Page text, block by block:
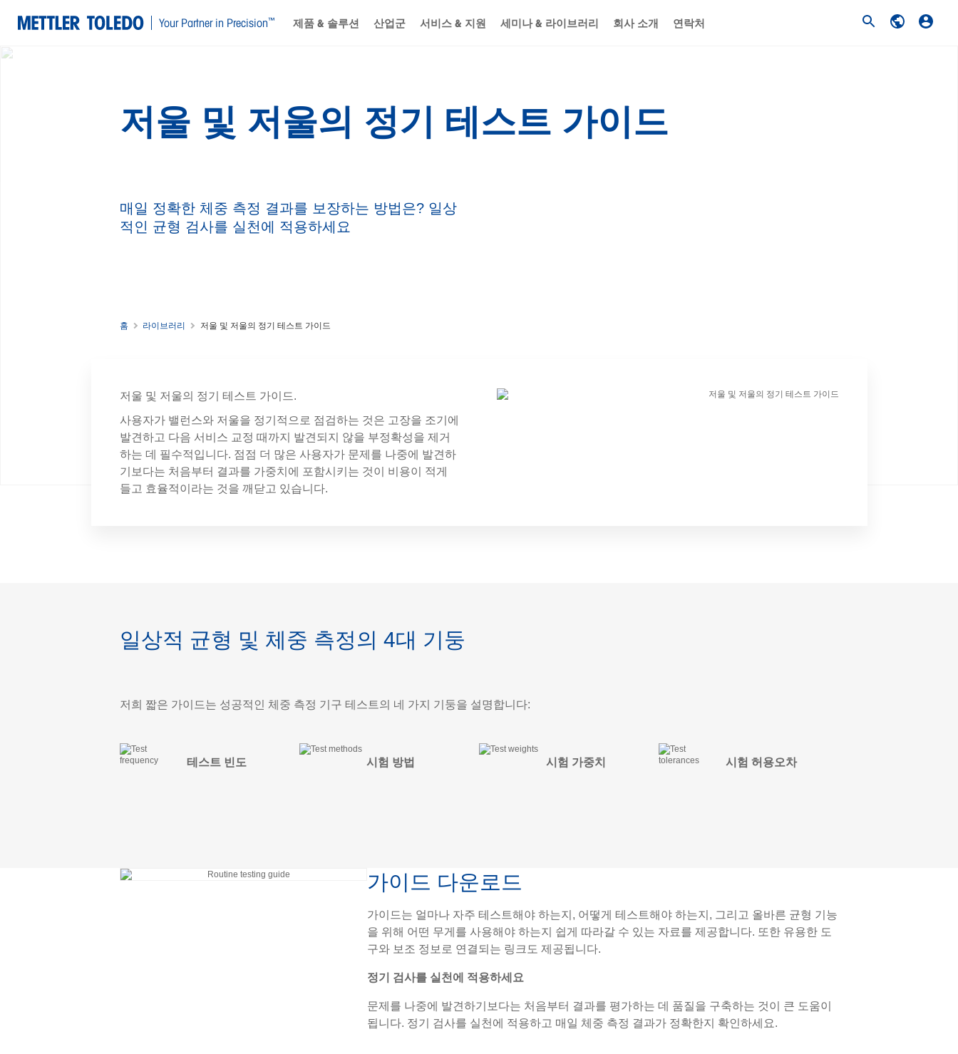
Your Partner in Precision™ 제품 & 솔루션 산업군 서비스 & 지원 세미나 & 라이브러리 회사 소개 연락처
검사를 너무 자주, 너무 적게 하지 않도록 하는 방법은 무엇인가요?
저울 및 저울의 정기 테스트 가이드
매일 정확한 체중 측정 결과를 보장하는 방법은? 일상
적인 균형 검사를 실천에 적용하세요
홈 라이브러리 저울 및 저울의 정기 테스트 가이드
저울 및 저울의 정기 테스트 가이드.
사용자가 밸런스와 저울을 정기적으로 점검하는 것은 고장을 조기에
발견하고 다음 서비스 교정 때까지 발견되지 않을 부정확성을 제거
하는 데 필수적입니다. 점점 더 많은 사용자가 문제를 나중에 발견하
기보다는 처음부터 결과를 가중치에 포함시키는 것이 비용이 적게
들고 효율적이라는 것을 깨닫고 있습니다.
일상적 균형 및 체중 측정의 4대 기둥
저희 짧은 가이드는 성공적인 체중 측정 기구 테스트의 네 가지 기둥을 설명합니다:
테스트 빈도 시험 방법 시험 가중치 시험 허용오차
가이드 다운로드
가이드는 얼마나 자주 테스트해야 하는지, 어떻게 테스트해야 하는지, 그리고 올바른 균형 기능
을 위해 어떤 무게를 사용해야 하는지 쉽게 따라갈 수 있는 자료를 제공합니다. 또한 유용한 도
구와 보조 정보로 연결되는 링크도 제공됩니다.
정기 검사를 실천에 적용하세요
문제를 나중에 발견하기보다는 처음부터 결과를 평가하는 데 품질을 구축하는 것이 큰 도움이
됩니다. 정기 검사를 실천에 적용하고 매일 체중 측정 결과가 정확한지 확인하세요.